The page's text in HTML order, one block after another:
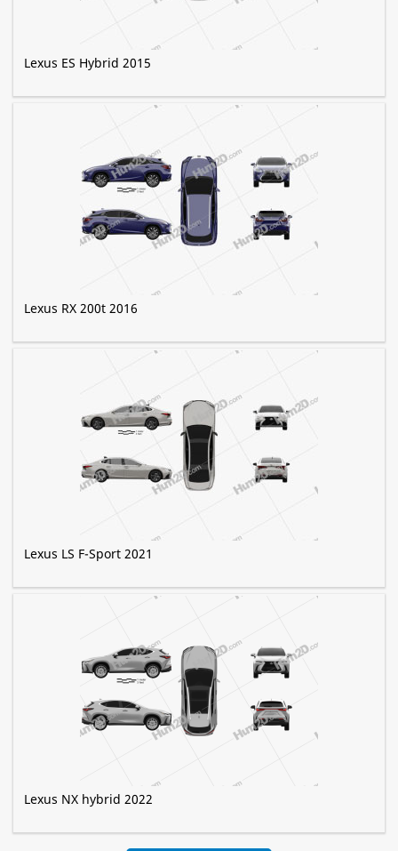
Lexus ES Hybrid 2015
Lexus RX 200t 2016
Lexus LS F-Sport 2021
Lexus NX hybrid 2022